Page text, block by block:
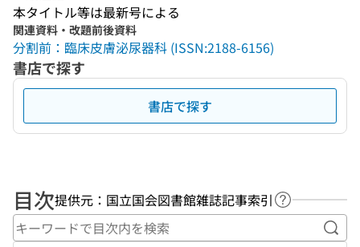
本タイトル等は最新号による
関連資料・改題前後資料
分割前：臨床皮膚泌尿器科 (ISSN:2188-6156)
書店で探す
書店で探す
目次提供元：国立国会図書館雑誌記事索引 ヘルプペー
キ